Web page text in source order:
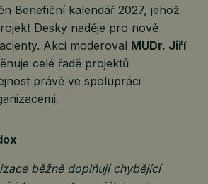
Benefiční kalendář 2027, jehož
Desky naděje pro nově
Akci moderoval MUDr. Jiří
celé řadě projektů
právě ve spolupráci
běžně doplňují chybějící